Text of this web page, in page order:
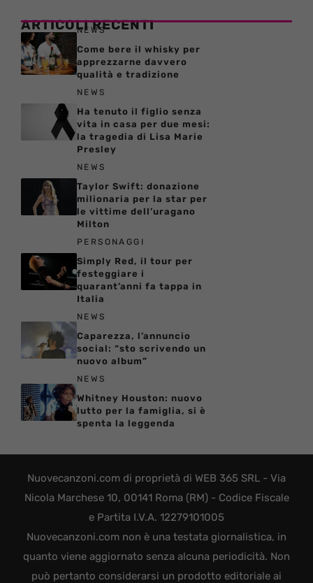
ARTICOLI RECENTI
NEWS
Come bere il whisky per
apprezzarne davvero
qualità e tradizione
NEWS
Ha tenuto il figlio senza
vita in casa per due mesi:
la tragedia di Lisa Marie
Presley
NEWS
Taylor Swift: donazione
milionaria per la star per
le vittime dell’uragano
Milton
PERSONAGGI
Simply Red, il tour per
festeggiare i
quarant’anni fa tappa in
Italia
NEWS
Caparezza, l’annuncio
social: “sto scrivendo un
nuovo album”
NEWS
Whitney Houston: nuovo
lutto per la famiglia, si è
spenta la leggenda
Nuovecanzoni.com di proprietà di WEB 365 SRL - Via
Nicola Marchese 10, 00141 Roma (RM) - Codice Fiscale
e Partita I.V.A. 12279101005
Nuovecanzoni.com non è una testata giornalistica, in
quanto viene aggiornato senza alcuna periodicità. Non
può pertanto considerarsi un prodotto editoriale ai